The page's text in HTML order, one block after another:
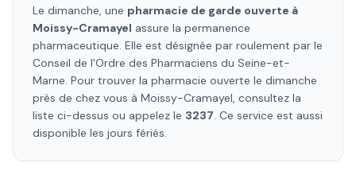
Le dimanche, une pharmacie de garde ouverte à
Moissy-Cramayel assure la permanence
pharmaceutique. Elle est désignée par roulement par le
Conseil de l'Ordre des Pharmaciens du Seine-et-
Marne. Pour trouver la pharmacie ouverte le dimanche
près de chez vous à Moissy-Cramayel, consultez la
liste ci-dessus ou appelez le 3237. Ce service est aussi
disponible les jours fériés.